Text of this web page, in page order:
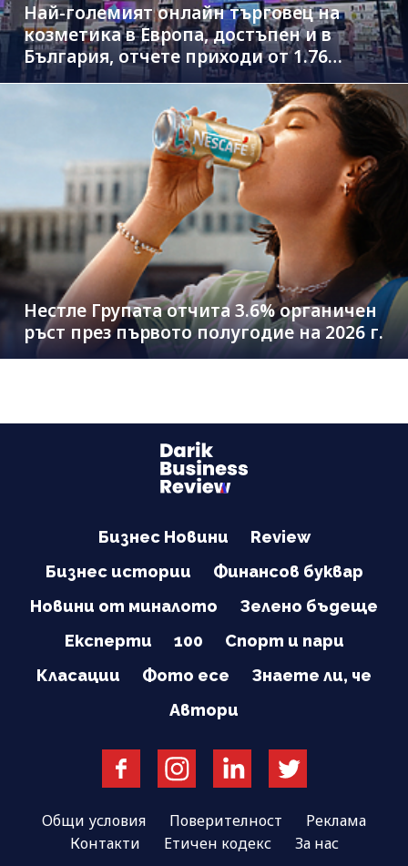
Най-големият онлайн търговец на
козметика в Европа, достъпен и в
България, отчете приходи от 1.76
млрд. евро
Нестле Групата отчита 3.6% органичен
ръст през първото полугодие на 2026 г.
Бизнес Новини
Review
Бизнес истории
Финансов буквар
Новини от миналото
Зелено бъдеще
Експерти
100
Спорт и пари
Класации
Фото есе
Знаете ли, че
Автори
Общи условия Поверителност
Реклама
Контакти
Етичен кодекс За нас